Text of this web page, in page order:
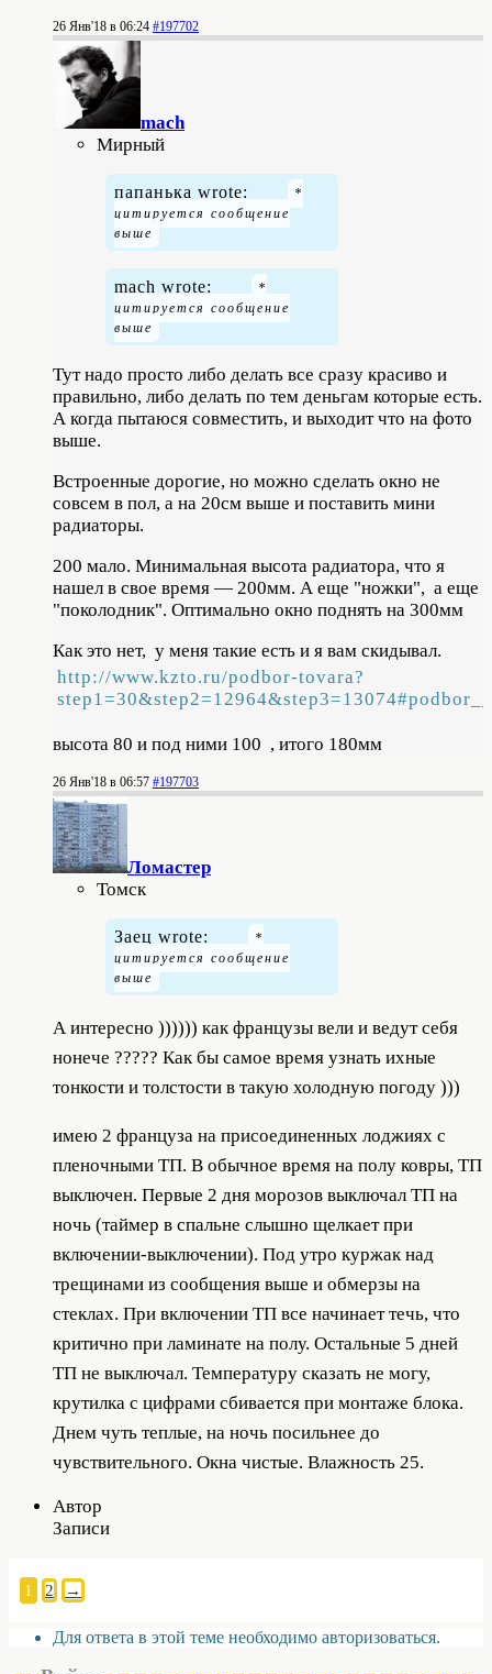
26 Янв'18 в 06:24 #197702
mach
Мирный
папанька wrote:
mach wrote:
Тут надо просто либо делать все сразу красиво и
правильно, либо делать по тем деньгам которые есть.
А когда пытаюся совместить, и выходит что на фото
выше.
Встроенные дорогие, но можно сделать окно не
совсем в пол, а на 20см выше и поставить мини
радиаторы.
200 мало. Минимальная высота радиатора, что я
нашел в свое время — 200мм. А еще "ножки", а еще
"поколодник". Оптимально окно поднять на 300мм
Как это нет, у меня такие есть и я вам скидывал.
http://www.kzto.ru/podbor-tovara?
высота 80 и под ними 100 , итого 180мм
26 Янв'18 в 06:57 #197703
Ломастер
Томск
Заец wrote:
А интересно )))))) как французы вели и ведут себя
нонече ????? Как бы самое время узнать ихные
тонкости и толстости в такую холодную погоду )))
имею 2 француза на присоединенных лоджиях с
пленочными ТП. В обычное время на полу ковры, ТП
выключен. Первые 2 дня морозов выключал ТП на
ночь (таймер в спальне слышно щелкает при
включении-выключении). Под утро куржак над
трещинами из сообщения выше и обмерзы на
стеклах. При включении ТП все начинает течь, что
критично при ламинате на полу. Остальные 5 дней
ТП не выключал. Температуру сказать не могу,
крутилка с цифрами сбивается при монтаже блока.
Днем чуть теплые, на ночь посильнее до
чувствительного. Окна чистые. Влажность 25.
Автор
Записи
1 2 →
Для ответа в этой теме необходимо авторизоваться.